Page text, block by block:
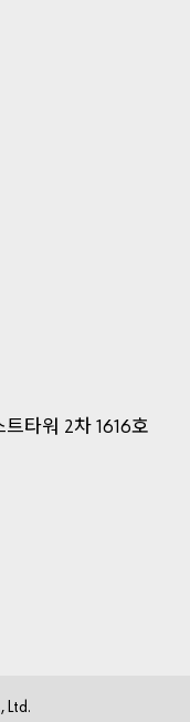
트타워 2차 1616호
Ltd.